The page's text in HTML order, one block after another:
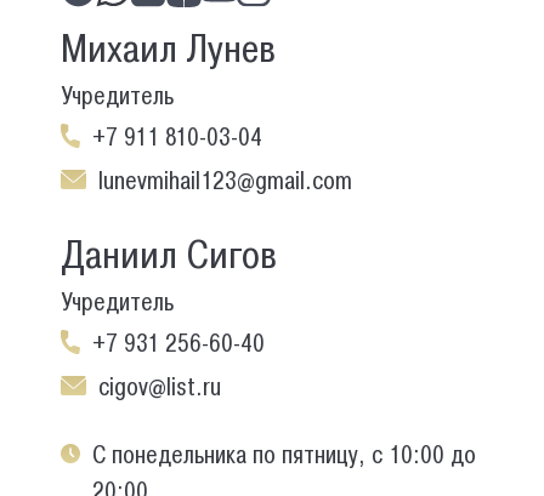
Михаил Лунев
Учредитель
+7 911 810-03-04
lunevmihail123@gmail.com
Даниил Сигов
Учредитель
+7 931 256-60-40
cigov@list.ru
С понедельника по пятницу, с 10:00 до